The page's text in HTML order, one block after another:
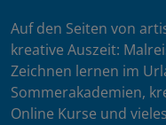
Auf den Seiten von
kreative Auszeit:
Zeichnen lernen im
Sommerakademien,
Online Kurse und